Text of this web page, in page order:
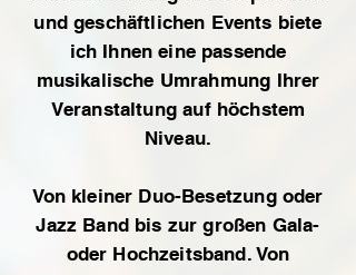
und geschäftlichen Events biete
ich Ihnen eine passende
musikalische Umrahmung Ihrer
Veranstaltung auf höchstem
Niveau.
Von kleiner Duo-Besetzung oder
Jazz Band bis zur großen Gala-
oder Hochzeitsband. Von